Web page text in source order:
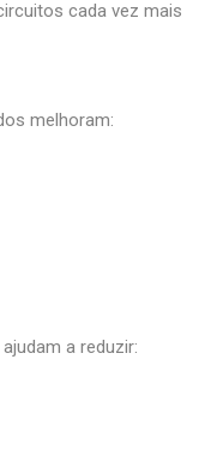
cada vez mais
melhoram:
a reduzir: